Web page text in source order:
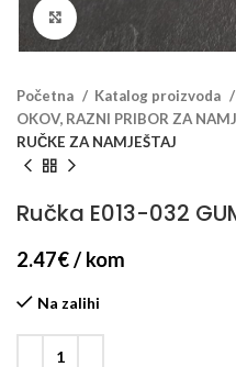
Klikni za veći prikaz
Početna
Katalog proizvoda
OKOV, RAZNI PRIBOR ZA
RUČKE ZA NAMJEŠTAJ
Ručka E013-032
2.47€/ kom
Na zalihi